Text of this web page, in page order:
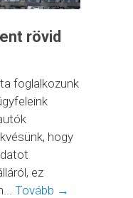
rövid
foglalkozunk
hogy
ez
Tovább →